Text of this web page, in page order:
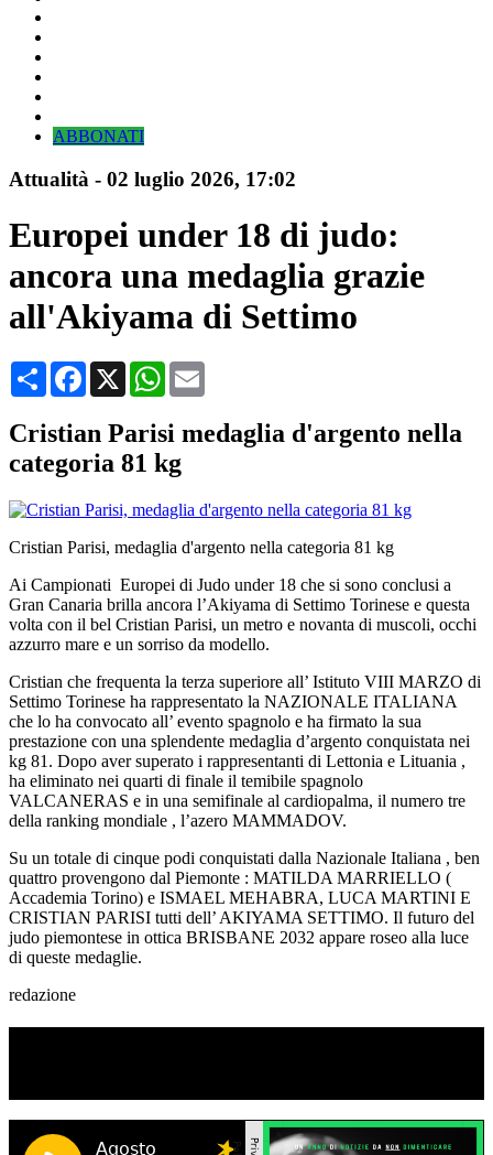
ABBONATI
Attualità - 02 luglio 2026, 17:02
Europei under 18 di judo:
ancora una medaglia grazie
all'Akiyama di Settimo
CondividiFacebook
X WhatsApp
Cristian Parisi medaglia d'argento nella
categoria 81 kg
Cristian Parisi, medaglia d'argento nella categoria 81 kg
Ai Campionati Europei di Judo under 18 che si sono conclusi a
Gran Canaria brilla ancora l’Akiyama di Settimo Torinese e questa
volta con il bel Cristian Parisi, un metro e novanta di muscoli, occhi
azzurro mare e un sorriso da modello.
Cristian che frequenta la terza superiore all’ Istituto VIII MARZO di
Settimo Torinese ha rappresentato la NAZIONALE ITALIANA
che lo ha convocato all’ evento spagnolo e ha firmato la sua
prestazione con una splendente medaglia d’argento conquistata nei
kg 81. Dopo aver superato i rappresentanti di Lettonia e Lituania ,
ha eliminato nei quarti di finale il temibile spagnolo
VALCANERAS e in una semifinale al cardiopalma, il numero tre
della ranking mondiale , l’azero MAMMADOV.
Su un totale di cinque podi conquistati dalla Nazionale Italiana , ben
quattro provengono dal Piemonte : MATILDA MARRIELLO (
Accademia Torino) e ISMAEL MEHABRA, LUCA MARTINI E
CRISTIAN PARISI tutti dell’ AKIYAMA SETTIMO. Il futuro del
judo piemontese in ottica BRISBANE 2032 appare roseo alla luce
di queste medaglie.
redazione